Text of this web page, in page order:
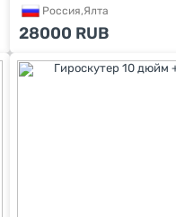
Россия,Ялта
28000 RUB